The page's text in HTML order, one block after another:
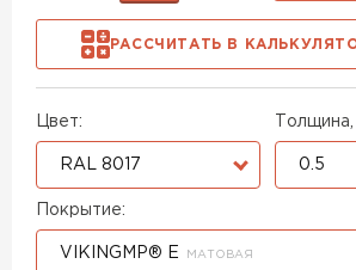
Цвет:
RAL 8017
Толщина,
0.5
Покрытие:
VIKINGMP® E МАТОВАЯ
РАССЧИТАТЬ В